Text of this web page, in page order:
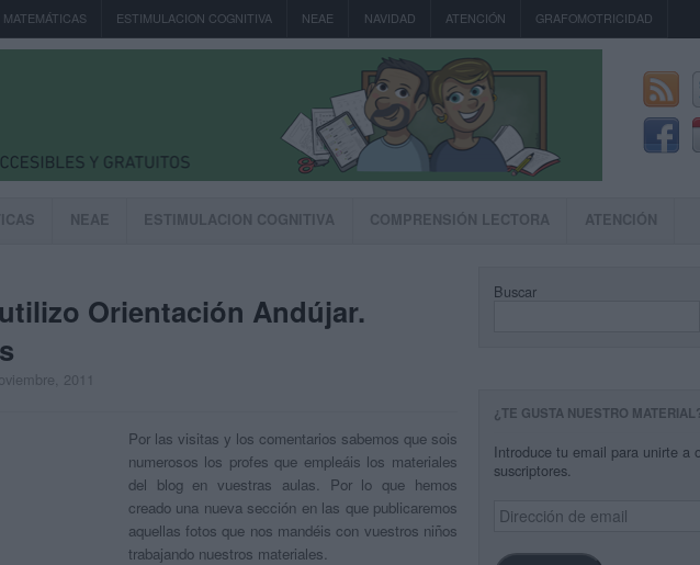
MATEMÁTICAS ESTIMULACION COGNITIVA NEAE NAVIDAD ATENCIÓN GRAFOMOTRICIDAD
NEAE ESTIMULACION COGNITIVA COMPRENSIÓN LECTORA ATENCIÓN
Orientación Andújar.
2011
Por las visitas y los comentarios sabemos que sois
numerosos los profes que empleáis los materiales
del blog en vuestras aulas. Por lo que hemos
creado una nueva sección en las que publicaremos
aquellas fotos que nos mandéis con vuestros niños
trabajando nuestros materiales.
Buscar
¿TE GUSTA NUESTRO
Introduce tu email para unirte a
suscriptores.
Dirección
de